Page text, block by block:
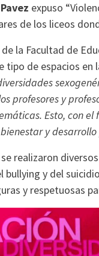
expuso
de los liceos
la Facultad de
de espacios en
profesores y
Esto, con
y desarrollo
realizaron
bullying y del
y respetuosas